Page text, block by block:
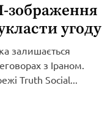
зображення
угоду
залишається
з Іраном.
Truth Social...